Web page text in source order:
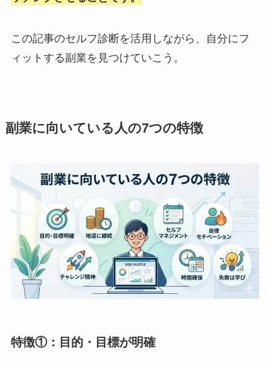
この記事のセルフ診断を活用しながら、自分にフ
ィットする副業を見つけていこう。
副業に向いている人の7つの特徴
特徴①：目的・目標が明確